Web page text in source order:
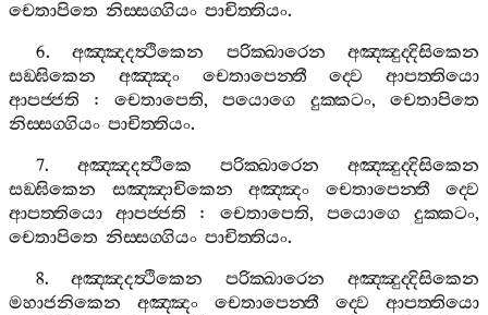
චෙතාපිතෙ නිස‍්සග‍්ගියං පාචිත‍්තියං.
6.අඤ‍්ඤදත්‍ථිකෙන පරික‍්ඛාරෙන
අඤ‍්ඤුද‍්දිසිකෙන
සඞ‍්ඝිකෙන
අඤ‍්ඤං චෙතාපෙන‍්තී ද‍්වෙ
ආපත‍්තියො
ආපජ‍්ජති : චෙතාපෙති, පයොගෙ දුක‍්කටං, චෙතාපිතෙ
නිස‍්සග‍්ගියං පාචිත‍්තියං.
7. අඤ‍්ඤදත්‍ථිකෙ පරික‍්ඛාරෙන
අඤ‍්ඤුද‍්දිසිකෙන
සඞ‍්ඝිකෙන
සඤ‍්ඤාචිකෙන අඤ‍්ඤං චෙතාපෙන‍්තී
ද‍්වෙ
ආපත‍්තියො
ආපජ‍්ජති : චෙතාපෙති, පයොගෙ දුක‍්කටං,
චෙතාපිතෙ නිස‍්සග‍්ගියං පාචිත‍්තියං.
8.අඤ‍්ඤදත්‍ථිකෙන පරික‍්ඛාරෙන
අඤ‍්ඤුද‍්දිසිකෙන
මහාජනිකෙන
අඤ‍්ඤං චෙතාපෙන‍්තී ද‍්වෙ
ආපත‍්තියො